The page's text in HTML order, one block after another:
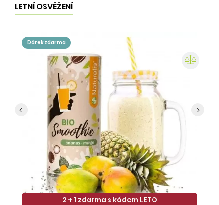
LETNÍ OSVĚŽENÍ
dárek zdarma
2 + 1 zdarma s kódem LETO